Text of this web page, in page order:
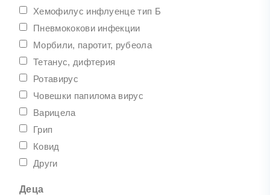
Хемофилус инфлуенце тип Б
Пневмококови инфекции
Морбили, паротит, рубеола
Тетанус, дифтерия
Ротавирус
Човешки папилома вирус
Варицела
Грип
Ковид
Други
Деца